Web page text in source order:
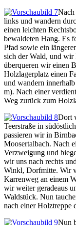
Nach
links und wandern
einen leichten
bewaldeten Hang. Es
Pfad sowie ein
sich der Wald, und wir
überqueren wir einen
Holzlagerplatz einen
und wandern
m). Nach einer
Weg zurück zum
Dort
Teerstraße in
passieren wir in
Moosertalbach. Nach
Verzweigung und
wir uns nach rechts
Winkl, Dorfmitte. Wir
Karrenweg an einem
wir weiter geradeaus
Waldstück. Nun
nach einer Holztreppe
Nun